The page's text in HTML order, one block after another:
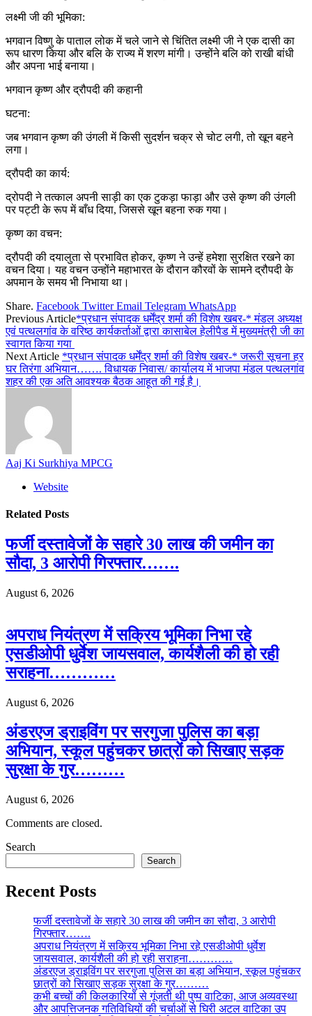
लक्ष्मी जी की भूमिका:
भगवान विष्णु के पाताल लोक में चले जाने से चिंतित लक्ष्मी जी ने एक दासी का
रूप धारण किया और बलि के राज्य में शरण मांगी। उन्होंने बलि को राखी बांधी
और अपना भाई बनाया।
भगवान कृष्ण और द्रौपदी की कहानी
घटना:
जब भगवान कृष्ण की उंगली में किसी सुदर्शन चक्र से चोट लगी, तो खून बहने
लगा।
द्रौपदी का कार्य:
द्रोपदी ने तत्काल अपनी साड़ी का एक टुकड़ा फाड़ा और उसे कृष्ण की उंगली
पर पट्टी के रूप में बाँध दिया, जिससे खून बहना रुक गया।
कृष्ण का वचन:
द्रौपदी की दयालुता से प्रभावित होकर, कृष्ण ने उन्हें हमेशा सुरक्षित रखने का
वचन दिया। यह वचन उन्होंने महाभारत के दौरान कौरवों के सामने द्रौपदी के
अपमान के समय भी निभाया था।
Share. Facebook Twitter Email Telegram WhatsApp
Previous Article*प्रधान संपादक धर्मेंद्र शर्मा की विशेष खबर-* मंडल अध्यक्ष
एवं पत्थलगांव के वरिष्ठ कार्यकर्ताओं द्वारा कासाबेल हेलीपैड में मुख्यमंत्री जी का
स्वागत किया गया
Next Article *प्रधान संपादक धर्मेंद्र शर्मा की विशेष खबर-* जरूरी सूचना हर
घर तिरंगा अभियान……. विधायक निवास/ कार्यालय में भाजपा मंडल पत्थलगांव
शहर की एक अति आवश्यक बैठक आहूत की गई है।
Aaj Ki Surkhiya MPCG
Website
Related Posts
फर्जी दस्तावेजों के सहारे 30 लाख की जमीन का
सौदा, 3 आरोपी गिरफ्तार…….
August 6, 2026
अपराध नियंत्रण में सक्रिय भूमिका निभा रहे
एसडीओपी धुर्वेश जायसवाल, कार्यशैली की हो रही
सराहना…………
August 6, 2026
अंडरएज ड्राइविंग पर सरगुजा पुलिस का बड़ा
अभियान, स्कूल पहुंचकर छात्रों को सिखाए सड़क
सुरक्षा के गुर………
August 6, 2026
Comments are closed.
Search
Search
Recent Posts
फर्जी दस्तावेजों के सहारे 30 लाख की जमीन का सौदा, 3 आरोपी
गिरफ्तार…….
अपराध नियंत्रण में सक्रिय भूमिका निभा रहे एसडीओपी धुर्वेश
जायसवाल, कार्यशैली की हो रही सराहना…………
अंडरएज ड्राइविंग पर सरगुजा पुलिस का बड़ा अभियान, स्कूल पहुंचकर
छात्रों को सिखाए सड़क सुरक्षा के गुर………
कभी बच्चों की किलकारियों से गूंजती थी पुष्प वाटिका, आज अव्यवस्था
और आपत्तिजनक गतिविधियों की चर्चाओं से घिरी अटल वाटिका उप